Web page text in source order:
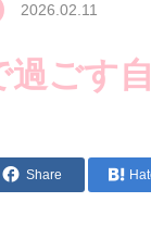
2026.02.11
過ごす
Share